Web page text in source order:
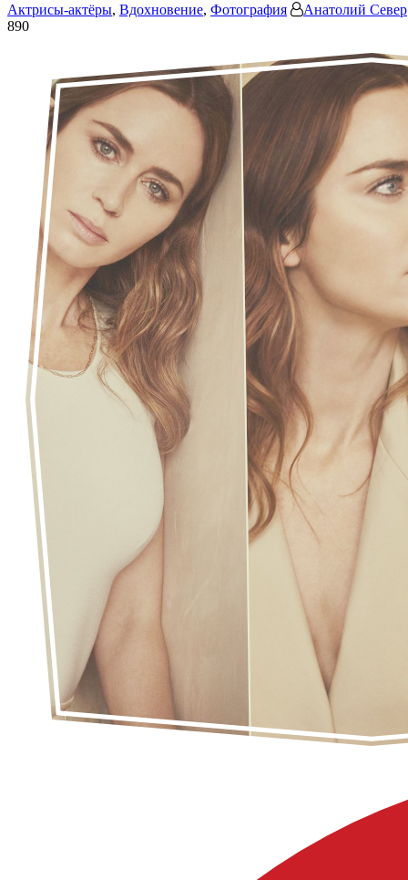
Актрисы-актёры, Вдохновение, Фотография Анатолий Север
890